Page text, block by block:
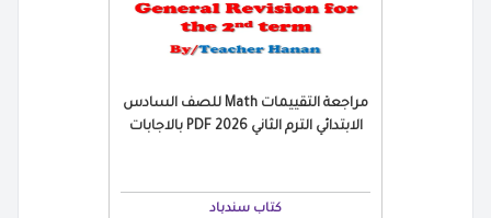
مراجعة التقييمات Math للصف السادس
الابتدائي الترم الثاني 2026 PDF بالاجابات
كتاب سندباد